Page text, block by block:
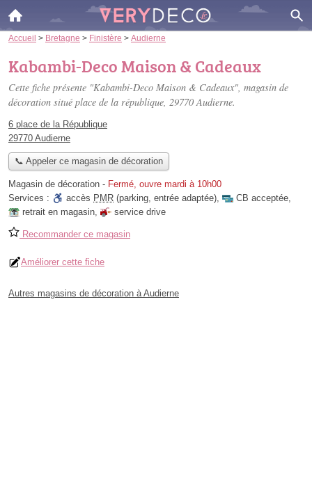
Accueil > Bretagne > Finistère > Audierne
Kabambi-Deco Maison & Cadeaux
Cette fiche présente "Kabambi-Deco Maison & Cadeaux", magasin de
décoration situé place de la république, 29770 Audierne.
6 place de la République
29770 Audierne
📞 Appeler ce magasin de décoration
Magasin de décoration - Fermé, ouvre mardi à 10h00
Services :
accès PMR (parking, entrée adaptée), CB acceptée,
retrait en magasin, service drive
Recommander ce magasin
Améliorer cette fiche
Autres magasins de décoration à Audierne